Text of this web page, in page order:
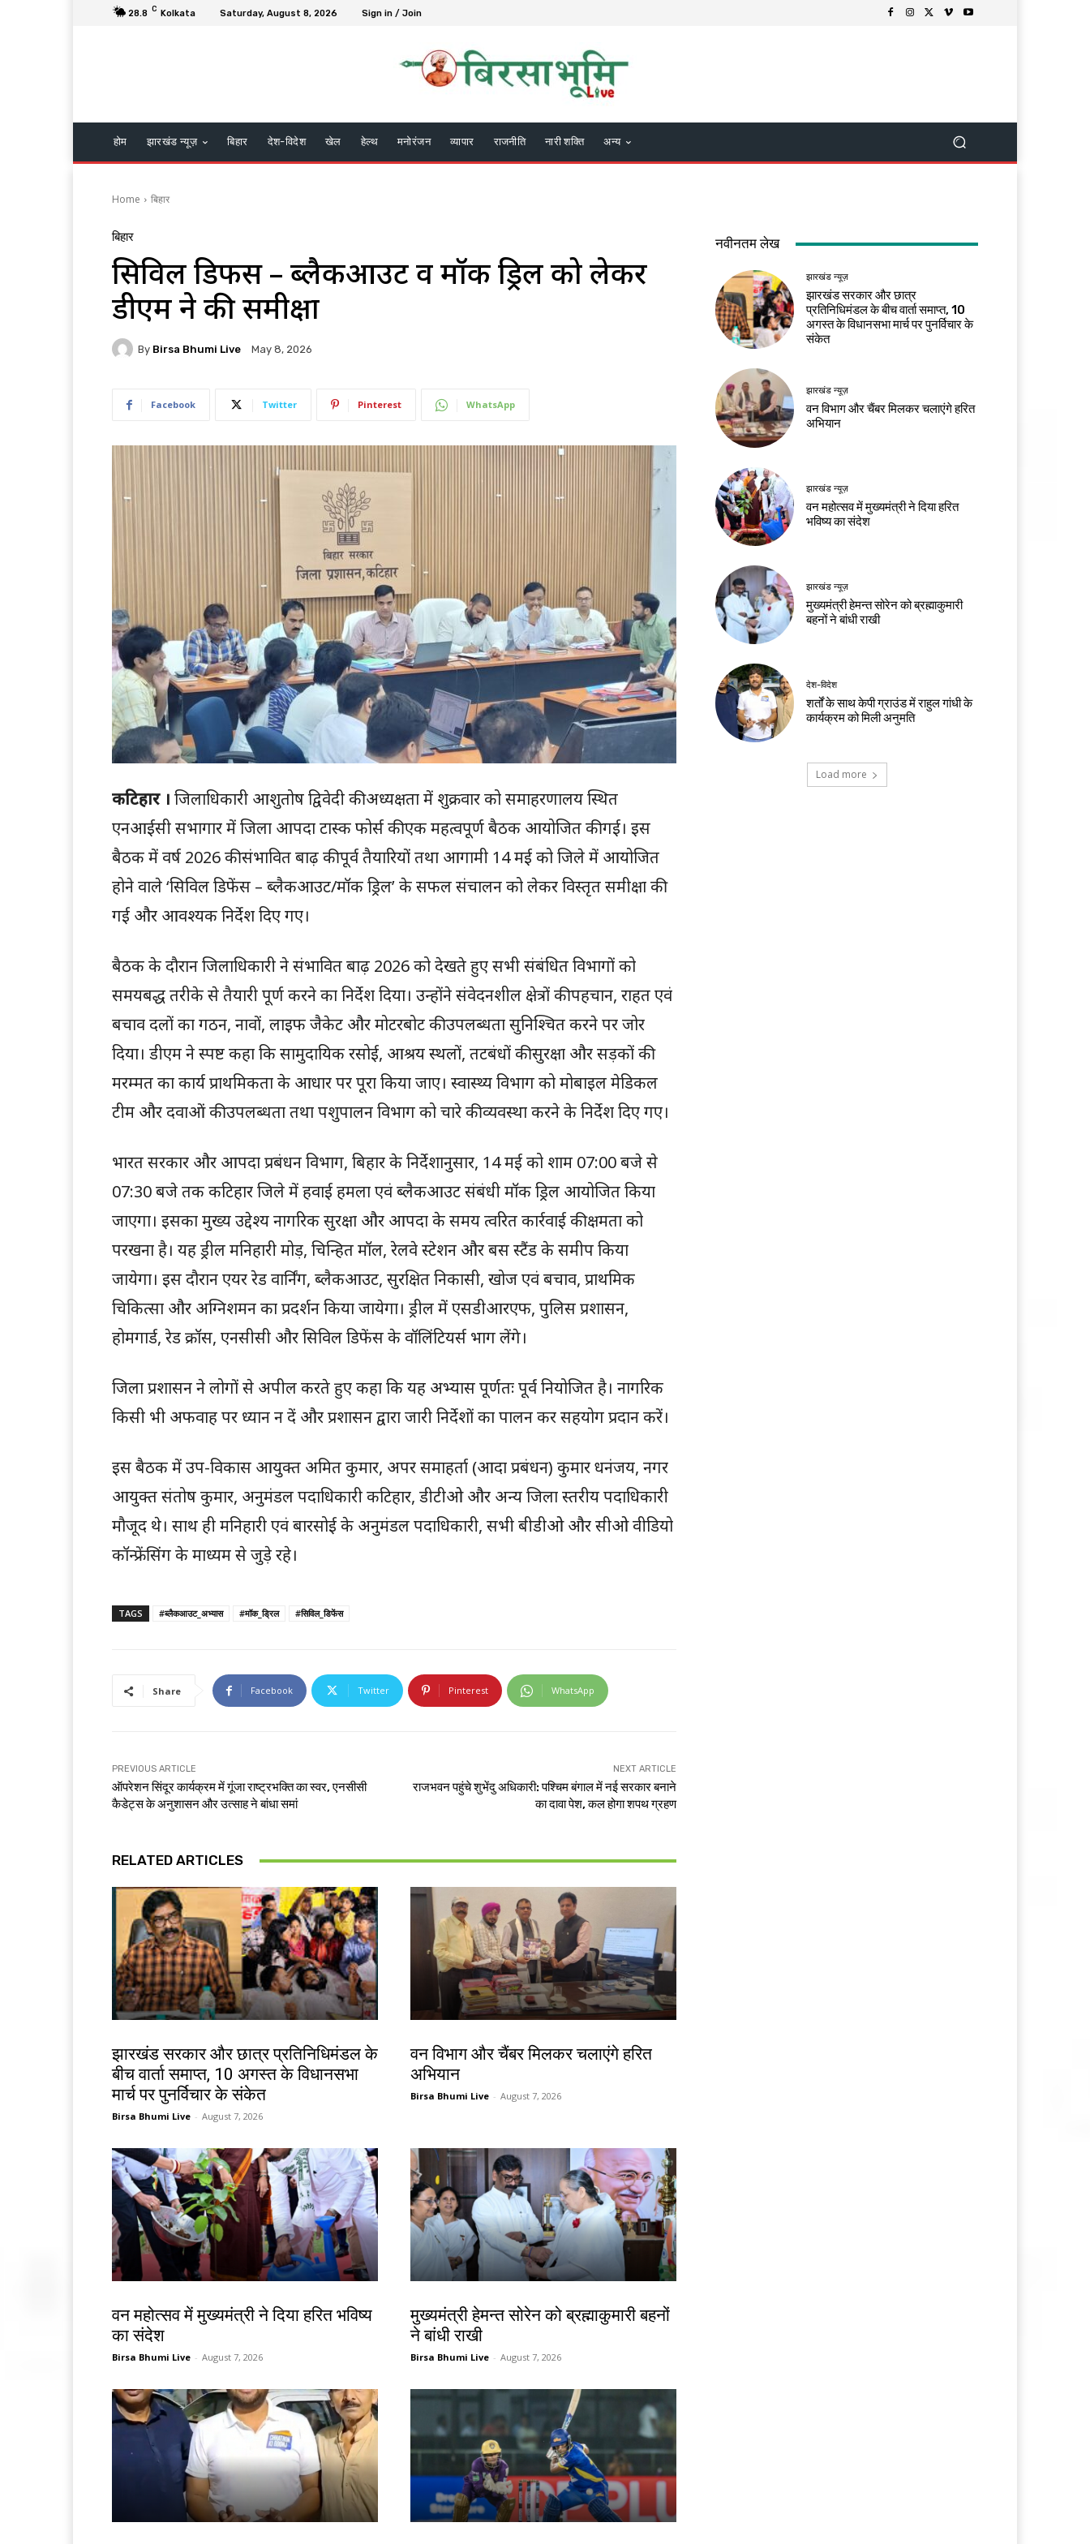
28.8 C Kolkata Saturday, August 8, 2026 Sign in / Join
होम झारखंड न्यूज़ बिहार देश-विदेश खेल हेल्थ मनोरंजन व्यापार राजनीति नारी शक्ति अन्य
Home बिहार
बिहार
सिविल डिफेंस – ब्लैकआउट व मॉक ड्रिल को लेकर
डीएम ने की समीक्षा
By Birsa Bhumi Live May 8, 2026
Facebook Twitter Pinterest WhatsApp
कटिहार । जिलाधिकारी आशुतोष द्विवेदी की अध्यक्षता में शुक्रवार को समाहरणालय स्थित
एनआईसी सभागार में जिला आपदा टास्क फोर्स की एक महत्वपूर्ण बैठक आयोजित की गई। इस
बैठक में वर्ष 2026 की संभावित बाढ़ की पूर्व तैयारियों तथा आगामी 14 मई को जिले में आयोजित
होने वाले ‘सिविल डिफेंस – ब्लैकआउट/मॉक ड्रिल’ के सफल संचालन को लेकर विस्तृत समीक्षा की
गई और आवश्यक निर्देश दिए गए।
बैठक के दौरान जिलाधिकारी ने संभावित बाढ़ 2026 को देखते हुए सभी संबंधित विभागों को
समयबद्ध तरीके से तैयारी पूर्ण करने का निर्देश दिया। उन्होंने संवेदनशील क्षेत्रों की पहचान, राहत एवं
बचाव दलों का गठन, नावों, लाइफ जैकेट और मोटरबोट की उपलब्धता सुनिश्चित करने पर जोर
दिया। डीएम ने स्पष्ट कहा कि सामुदायिक रसोई, आश्रय स्थलों, तटबंधों की सुरक्षा और सड़कों की
मरम्मत का कार्य प्राथमिकता के आधार पर पूरा किया जाए। स्वास्थ्य विभाग को मोबाइल मेडिकल
टीम और दवाओं की उपलब्धता तथा पशुपालन विभाग को चारे की व्यवस्था करने के निर्देश दिए गए।
भारत सरकार और आपदा प्रबंधन विभाग, बिहार के निर्देशानुसार, 14 मई को शाम 07:00 बजे से
07:30 बजे तक कटिहार जिले में हवाई हमला एवं ब्लैकआउट संबंधी मॉक ड्रिल आयोजित किया
जाएगा। इसका मुख्य उद्देश्य नागरिक सुरक्षा और आपदा के समय त्वरित कार्रवाई की क्षमता को
परखना है। यह ड्रील मनिहारी मोड़, चिन्हित मॉल, रेलवे स्टेशन और बस स्टैंड के समीप किया
जायेगा। इस दौरान एयर रेड वार्निंग, ब्लैकआउट, सुरक्षित निकासी, खोज एवं बचाव, प्राथमिक
चिकित्सा और अग्निशमन का प्रदर्शन किया जायेगा। ड्रील में एसडीआरएफ, पुलिस प्रशासन,
होमगार्ड, रेड क्रॉस, एनसीसी और सिविल डिफेंस के वॉलिंटियर्स भाग लेंगे।
जिला प्रशासन ने लोगों से अपील करते हुए कहा कि यह अभ्यास पूर्णतः पूर्व नियोजित है। नागरिक
किसी भी अफवाह पर ध्यान न दें और प्रशासन द्वारा जारी निर्देशों का पालन कर सहयोग प्रदान करें।
इस बैठक में उप-विकास आयुक्त अमित कुमार, अपर समाहर्ता (आदा प्रबंधन) कुमार धनंजय, नगर
आयुक्त संतोष कुमार, अनुमंडल पदाधिकारी कटिहार, डीटीओ और अन्य जिला स्तरीय पदाधिकारी
मौजूद थे। साथ ही मनिहारी एवं बारसोई के अनुमंडल पदाधिकारी, सभी बीडीओ और सीओ वीडियो
कॉन्फ्रेंसिंग के माध्यम से जुड़े रहे।
TAGS #ब्लैकआउट_अभ्यास #मॉक_ड्रिल #सिविल_डिफेंस
Share Facebook Twitter Pinterest WhatsApp
PREVIOUS ARTICLE
ऑपरेशन सिंदूर कार्यक्रम में गूंजा राष्ट्रभक्ति का स्वर, एनसीसी
कैडेट्स के अनुशासन और उत्साह ने बांधा समां
NEXT ARTICLE
राजभवन पहुंचे शुभेंदु अधिकारी: पश्चिम बंगाल में नई सरकार बनाने
का दावा पेश, कल होगा शपथ ग्रहण
RELATED ARTICLES
झारखंड सरकार और छात्र प्रतिनिधिमंडल के
बीच वार्ता समाप्त, 10 अगस्त के विधानसभा
मार्च पर पुनर्विचार के संकेत
Birsa Bhumi Live - August 7, 2026
वन विभाग और चैंबर मिलकर चलाएंगे हरित
अभियान
Birsa Bhumi Live - August 7, 2026
वन महोत्सव में मुख्यमंत्री ने दिया हरित भविष्य
का संदेश
Birsa Bhumi Live - August 7, 2026
मुख्यमंत्री हेमन्त सोरेन को ब्रह्माकुमारी बहनों
ने बांधी राखी
Birsa Bhumi Live - August 7, 2026
नवीनतम लेख
झारखंड न्यूज़
झारखंड सरकार और छात्र
प्रतिनिधिमंडल के बीच वार्ता समाप्त, 10
अगस्त के विधानसभा मार्च पर पुनर्विचार के
संकेत
झारखंड न्यूज़
वन विभाग और चैंबर मिलकर चलाएंगे हरित
अभियान
झारखंड न्यूज़
वन महोत्सव में मुख्यमंत्री ने दिया हरित
भविष्य का संदेश
झारखंड न्यूज़
मुख्यमंत्री हेमन्त सोरेन को ब्रह्माकुमारी
बहनों ने बांधी राखी
देश-विदेश
शर्तों के साथ केपी ग्राउंड में राहुल गांधी के
कार्यक्रम को मिली अनुमति
Load more